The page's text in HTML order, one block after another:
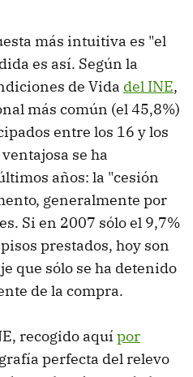
más intuitiva es "el
es así. Según la
de Vida del INE,
más común (el 45,8%)
entre los 16 y los
se ha
años: la "cesión
generalmente por
Si en 2007 sólo el 9,7%
prestados, hoy son
que sólo se ha detenido
de la compra.
recogido aquí por
perfecta del relevo